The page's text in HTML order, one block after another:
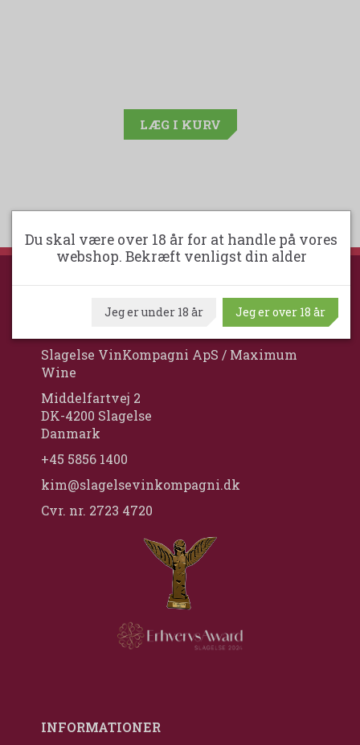
LÆG I KURV
Slagelse VinKompagni ApS / Maximum
Wine
Middelfartvej 2
DK-4200 Slagelse
Danmark
+45 5856 1400
kim@slagelsevinkompagni.dk
Cvr. nr. 2723 4720
INFORMATIONER
Du skal være over 18 år for at handle på vores
webshop. Bekræft venligst din alder
Jeg er under 18 år Jeg er over 18 år